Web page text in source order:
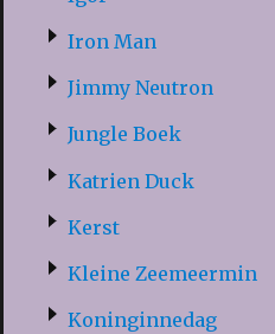
Iron Man
Jimmy Neutron
Jungle Boek
Katrien Duck
Kerst
Kleine Zeemeermin
Koninginnedag